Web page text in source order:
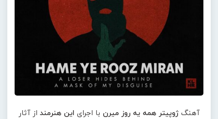
آهنگ ژوپیتر همه یه روز میرن با اجرای این هنرمند از آثار